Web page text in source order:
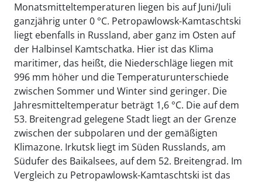
Monatsmitteltemperaturen liegen bis auf Juni/Juli
ganzjährig unter 0 °C. Petropawlowsk-Kamtaschtski
liegt ebenfalls in Russland, aber ganz im Osten auf
der Halbinsel Kamtschatka. Hier ist das Klima
maritimer, das heißt, die Niederschläge liegen mit
996 mm höher und die Temperaturunterschiede
zwischen Sommer und Winter sind geringer. Die
Jahresmitteltemperatur beträgt 1,6 °C. Die auf dem
53. Breitengrad gelegene Stadt liegt an der Grenze
zwischen der subpolaren und der gemäßigten
Klimazone. Irkutsk liegt im Süden Russlands, am
Südufer des Baikalsees, auf dem 52. Breitengrad. Im
Vergleich zu Petropawlowsk-Kamtaschtski ist das